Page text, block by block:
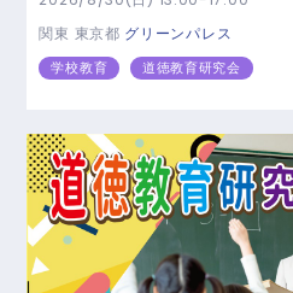
関東 東京都 グリーンパレス
学校教育 道徳教育研究会